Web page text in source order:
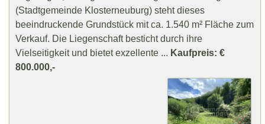
(Stadtgemeinde Klosterneuburg) steht dieses
beeindruckende Grundstück mit ca. 1.540 m² Fläche zum
Verkauf. Die Liegenschaft besticht durch ihre
Vielseitigkeit und bietet exzellente ... Kaufpreis: €
800.000,-